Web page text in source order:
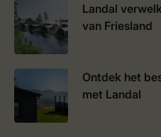
Landal
van Friesland
Ontdek het
met Landal